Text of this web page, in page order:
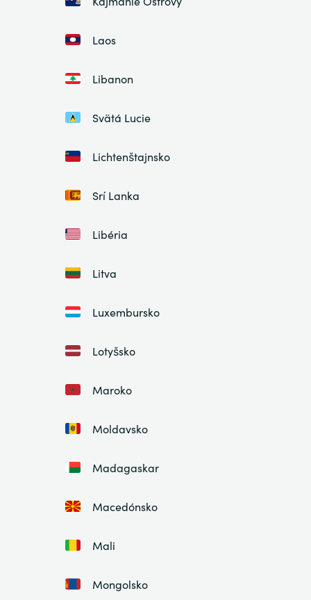
Laos
Libanon
Svätá Lucie
Lichtenštajnsko
Srí Lanka
Libéria
Litva
Luxembursko
Lotyšsko
Maroko
Moldavsko
Madagaskar
Macedónsko
Mali
Mongolsko